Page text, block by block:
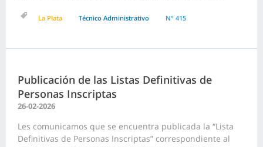
La Plata Técnico Administrativo N° 415
Publicación de las Listas Definitivas de
Personas Inscriptas
26-02-2026
Les comunicamos que se encuentra publicada la “Lista
Definitivas de Personas Inscriptas” correspondiente al